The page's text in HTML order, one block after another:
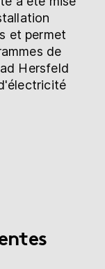
et permet
de
Hersfeld